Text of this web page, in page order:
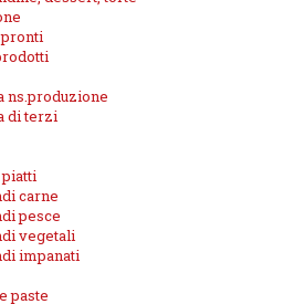
ns.produzione
di terzi
carne
pesce
vegetali
impanati
paste